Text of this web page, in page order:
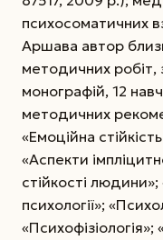
психосоматичних
Аршава автор
методичних робіт,
монографій, 12
методичних
«Емоційна
«Аспекти
стійкості людини»;
психології»;